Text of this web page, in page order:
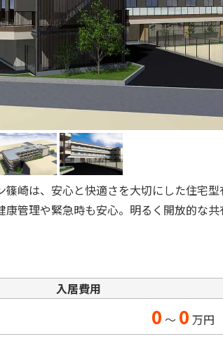
篠崎は、安心と快適さを大切にした住宅
康管理や緊急時も安心。明るく開放的な
入居費用
0 ～ 0 万円